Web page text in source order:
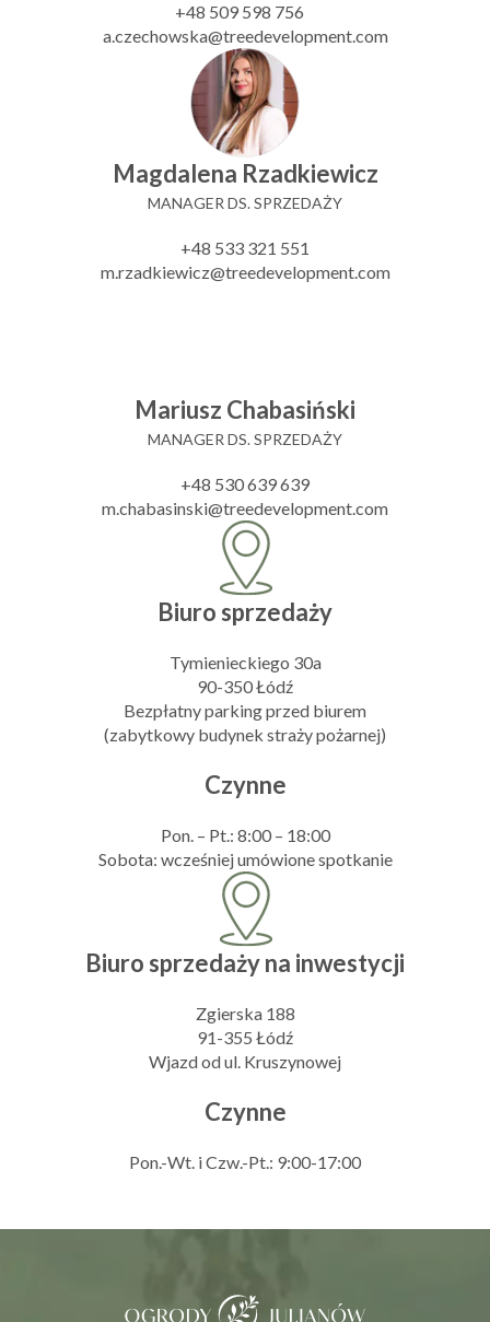
+48 509 598 756
a.czechowska@treedevelopment.com
Magdalena Rzadkiewicz
MANAGER DS. SPRZEDAŻY
+48 533 321 551
m.rzadkiewicz@treedevelopment.com
Mariusz Chabasiński
MANAGER DS. SPRZEDAŻY
+48 530 639 639
m.chabasinski@treedevelopment.com
Biuro sprzedaży
Tymienieckiego 30a
90-350 Łódź
Bezpłatny parking przed biurem
(zabytkowy budynek straży pożarnej)
Czynne
Pon. – Pt.: 8:00 – 18:00
Sobota: wcześniej umówione spotkanie
Biuro sprzedaży na inwestycji
Zgierska 188
91-355 Łódź
Wjazd od ul. Kruszynowej
Czynne
Pon.-Wt. i Czw.-Pt.: 9:00-17:00